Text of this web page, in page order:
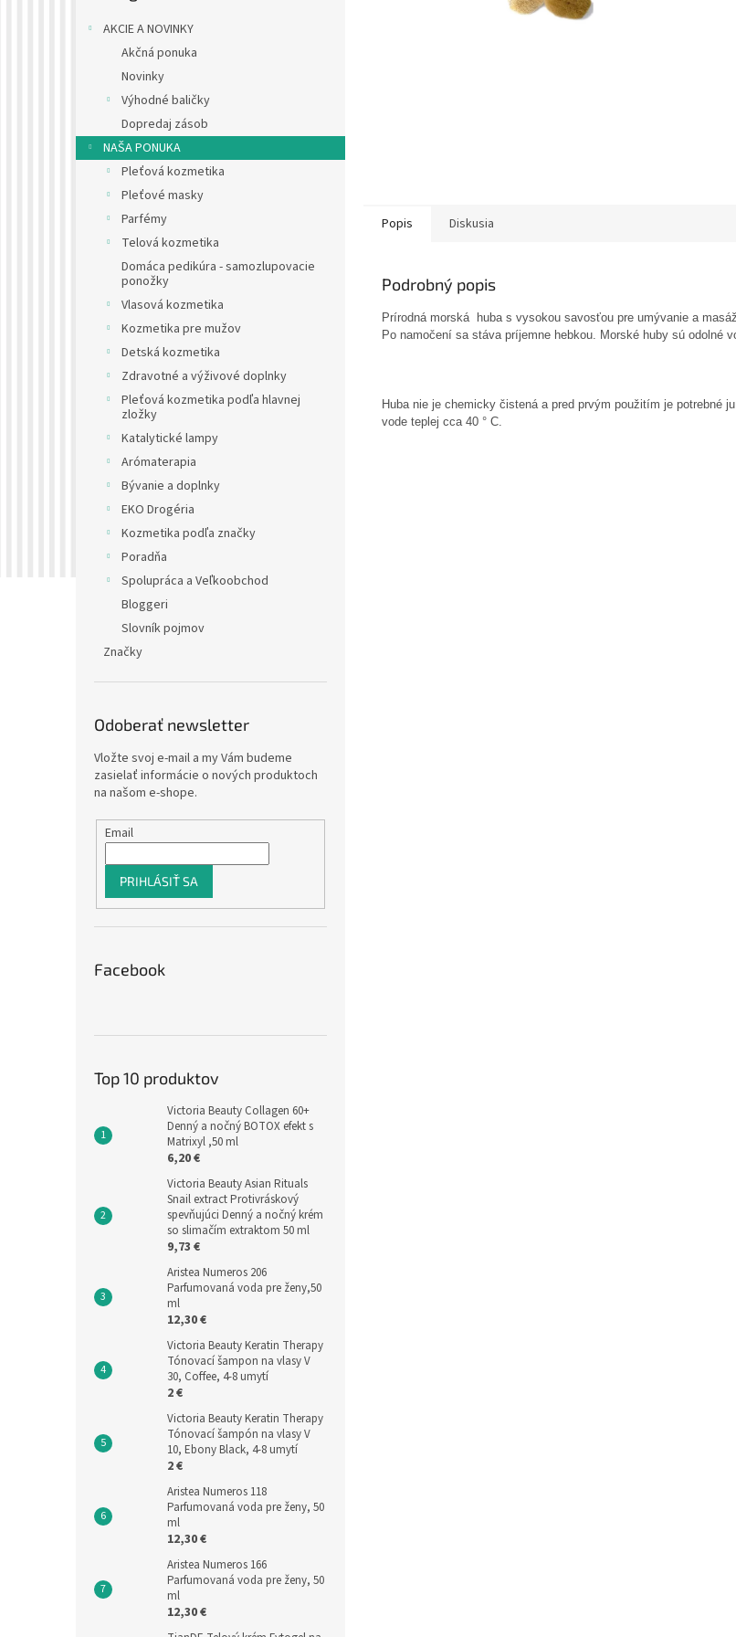
AKCIE A NOVINKY
Akčná ponuka
Novinky
Výhodné baličky
Dopredaj zásob
NAŠA PONUKA
Pleťová kozmetika
Pleťové masky
Parfémy
Telová kozmetika
Domáca pedikúra - samozlupovacie
ponožky
Vlasová kozmetika
Kozmetika pre mužov
Detská kozmetika
Zdravotné a výživové doplnky
Pleťová kozmetika podľa hlavnej
zložky
Katalytické lampy
Arómaterapia
Bývanie a doplnky
EKO Drogéria
Kozmetika podľa značky
Poradňa
Spolupráca a Veľkoobchod
Bloggeri
Slovník pojmov
Značky
Odoberať newsletter
Vložte svoj e-mail a my Vám budeme
zasielať informácie o nových produktoch
na našom e-shope.
Email
PRIHLÁSIŤ SA
Facebook
Top 10 produktov
Victoria Beauty Collagen 60+
Denný a nočný BOTOX efekt s
Matrixyl ,50 ml
6,20 €
Victoria Beauty Asian Rituals
Snail extract Protivráskový
spevňujúci Denný a nočný krém
so slimačím extraktom 50 ml
9,73 €
Aristea Numeros 206
Parfumovaná voda pre ženy,50
ml
12,30 €
Victoria Beauty Keratin Therapy
Tónovací šampon na vlasy V
30, Coffee, 4-8 umytí
2 €
Victoria Beauty Keratin Therapy
Tónovací šampón na vlasy V
10, Ebony Black, 4-8 umytí
2 €
Aristea Numeros 118
Parfumovaná voda pre ženy, 50
ml
12,30 €
Aristea Numeros 166
Parfumovaná voda pre ženy, 50
ml
12,30 €
Popis Diskusia
Podrobný popis
Prírodná morská huba s vysokou savosťou pre umývanie a
Po namočení sa stáva príjemne hebkou. Morské huby sú odolné
Huba nie je chemicky čistená a pred prvým použitím je potrebné
vode teplej cca 40 ° C.